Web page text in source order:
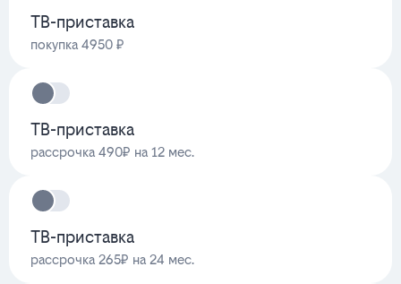
ТВ-приставка
покупка 4950 ₽
ТВ-приставка
рассрочка 490₽ на 12 мес.
ТВ-приставка
рассрочка 265₽ на 24 мес.